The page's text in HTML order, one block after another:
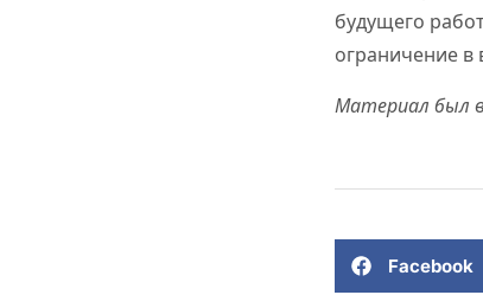
будущего
ограничение в
Материал был
Facebook